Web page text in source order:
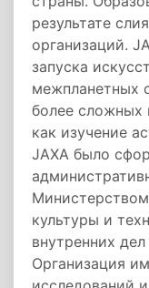
результате
организаций.
запуска
межпланетных
более сложных
как изучение
JAXA было
культуры и
внутренних
Организация